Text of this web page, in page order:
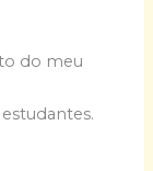
do meu